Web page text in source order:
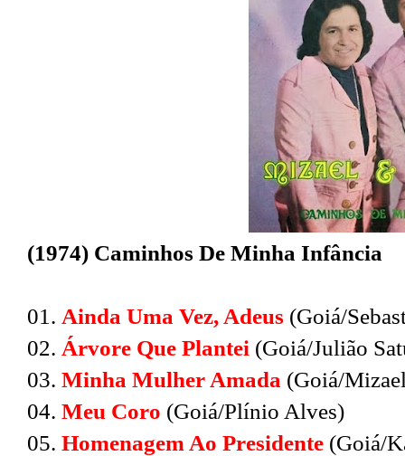
(1974) Caminhos De Minha Infância
01. Ainda Uma Vez, Adeus (Goiá/
02. Árvore Que Plantei (Goiá/Julião
03. Minha Mulher Amada (Goiá/
04. Meu Coro (Goiá/Plínio Alves)
05. Homenagem Ao Presidente (Goiá/